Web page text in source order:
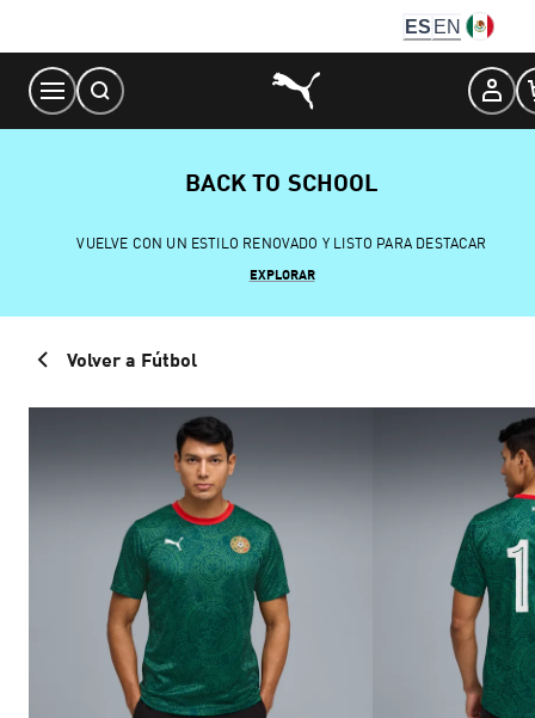
Content
ES EN
BACK TO SCHOOL
VUELVE CON UN ESTILO RENOVADO Y LISTO PARA DESTACAR
EXPLORAR
Volver a Fútbol